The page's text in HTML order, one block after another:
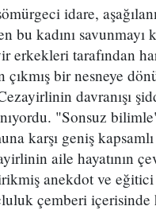
idare,
bu kadını
erkekleri tarafından
çıkmış bir nesneye
davranışı
"Sonsuz
karşı geniş
aile hayatının
anekdot ve
çemberi içerisinde